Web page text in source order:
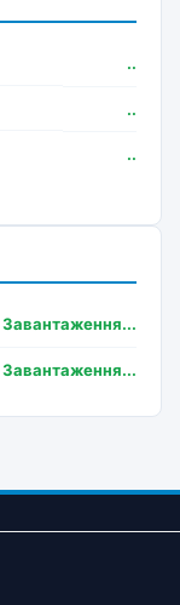
..
..
..
Завантаження...
Завантаження...